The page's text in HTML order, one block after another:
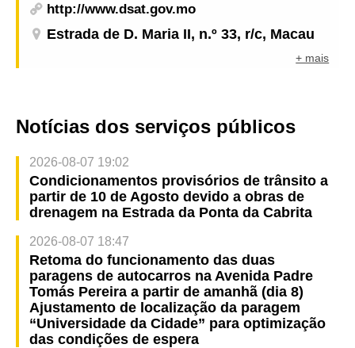
http://www.dsat.gov.mo
Estrada de D. Maria II, n.º 33, r/c, Macau
+ mais
Notícias dos serviços públicos
2026-08-07 19:02
Condicionamentos provisórios de trânsito a
partir de 10 de Agosto devido a obras de
drenagem na Estrada da Ponta da Cabrita
2026-08-07 18:47
Retoma do funcionamento das duas
paragens de autocarros na Avenida Padre
Tomás Pereira a partir de amanhã (dia 8)
Ajustamento de localização da paragem
“Universidade da Cidade” para optimização
das condições de espera